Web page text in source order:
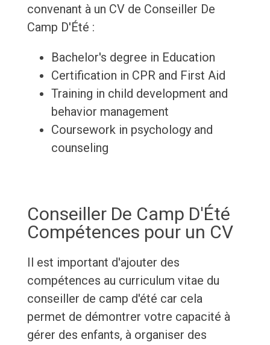
convenant à un CV de Conseiller De
Camp D'Été :
Bachelor's degree in Education
Certification in CPR and First Aid
Training in child development and
behavior management
Coursework in psychology and
counseling
Conseiller De Camp D'Été
Compétences pour un CV
Il est important d'ajouter des
compétences au curriculum vitae du
conseiller de camp d'été car cela
permet de démontrer votre capacité à
gérer des enfants, à organiser des